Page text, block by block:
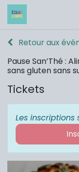
Retour aux
Pause San’Thé :
sans gluten sans
Tickets
Les inscriptions